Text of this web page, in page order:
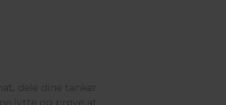
dele dine tanker
lytte og prøve at